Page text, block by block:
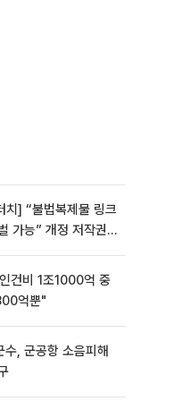
치] “불법복제물 링크
가능” 개정 저작권
건비 1조1000억 중
억뿐"
수, 군공항 소음피해